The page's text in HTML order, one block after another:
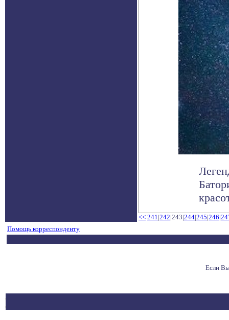
<< 241|242|243|244|245|246|
Помощь корреспонденту
Если